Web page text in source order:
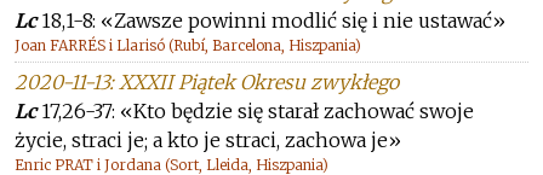
Lc18,1-8: «Zawsze powinni modlić się i nie ustawać»
Joan FARRÉS i Llarisó (Rubí, Barcelona, Hiszpania)
2020-11-13: XXXII Piątek Okresu zwykłego
Lc17,26-37: «Kto będzie się starał zachować swoje
życie, straci je; a kto je straci, zachowa je»
Enric PRAT i Jordana (Sort, Lleida, Hiszpania)